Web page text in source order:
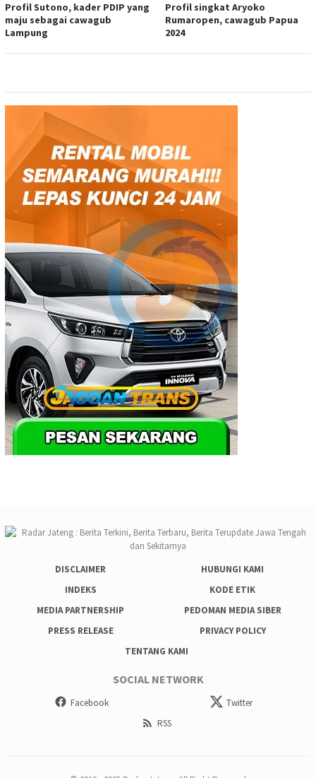
Profil Sutono, kader PDIP yang
maju sebagai cawagub
Lampung
Profil singkat Aryoko
Rumaropen, cawagub Papua
2024
DISCLAIMER
HUBUNGI KAMI
INDEKS
KODE ETIK
MEDIA PARTNERSHIP
PEDOMAN MEDIA SIBER
PRESS RELEASE
PRIVACY POLICY
TENTANG KAMI
SOCIAL NETWORK
Facebook
Twitter
RSS